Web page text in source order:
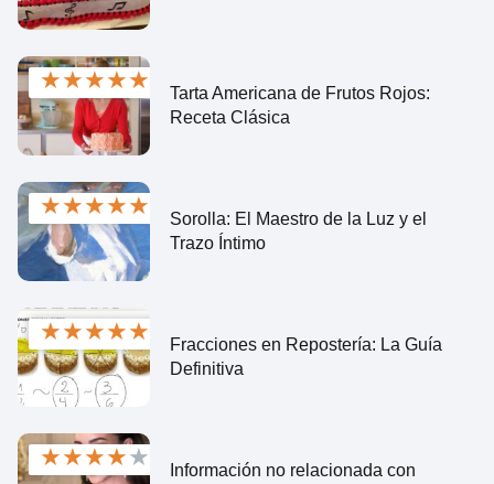
★★★★★
Tarta Americana de Frutos Rojos:
Receta Clásica
★★★★★
Sorolla: El Maestro de la Luz y el
Trazo Íntimo
★★★★★
Fracciones en Repostería: La Guía
Definitiva
★★★★★ Información no relacionada con